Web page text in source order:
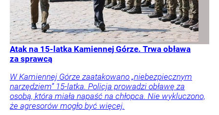
Atak na 15-latka Kamiennej Górze. Trwa obława
za sprawcą
W Kamiennej Górze zaatakowano „niebezpiecznym
narzędziem” 15-latka. Policja prowadzi obławę za
osobą, która miała napaść na chłopca. Nie wykluczono,
że agresorów mogło być więcej.